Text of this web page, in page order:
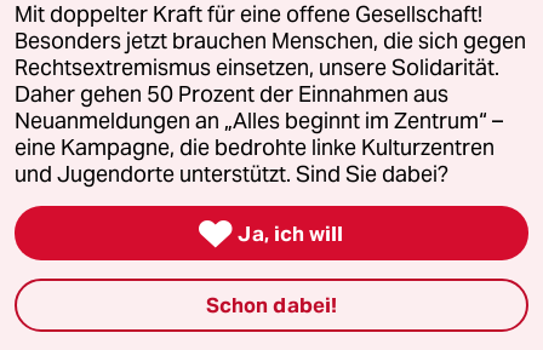
taz Blogs
taz FUTURZWEI
Le Monde diplomatique
Mehr taz Angebote
Mit doppelter Kraft für eine offene Gesellschaft!
Besonders jetzt brauchen Menschen, die sich gegen
Rechtsextremismus einsetzen, unsere Solidarität.
Daher gehen 50 Prozent der Einnahmen aus
Neuanmeldungen an „Alles beginnt im Zentrum“ –
eine Kampagne, die bedrohte linke Kulturzentren
und Jugendorte unterstützt. Sind Sie dabei?
 Ja, ich will
Schon dabei!